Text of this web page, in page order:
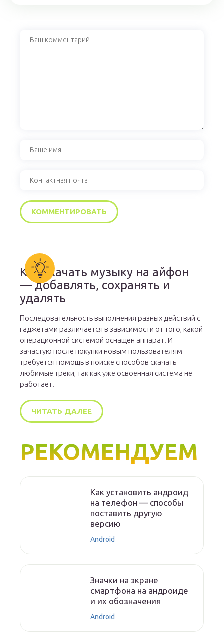
Как скачать музыку на айфон
— добавлять, сохранять и
удалять
Последовательность выполнения разных действий с
гаджетами различается в зависимости от того, какой
операционной системой оснащен аппарат. И
зачастую после покупки новым пользователям
требуется помощь в поиске способов скачать
любимые треки, так как уже освоенная система не
работает.
ЧИТАТЬ ДАЛЕЕ
РЕКОМЕНДУЕМ
Как установить андроид
на телефон — способы
поставить другую
версию
Android
Значки на экране
смартфона на андроиде
и их обозначения
Android